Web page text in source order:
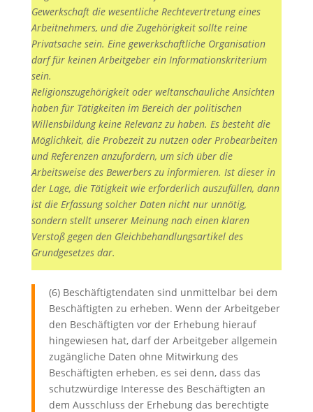
Gewerkschaft die wesentliche Rechtevertretung eines
Arbeitnehmers, und die Zugehörigkeit sollte reine
Privatsache sein. Eine gewerkschaftliche Organisation
darf für keinen Arbeitgeber ein Informationskriterium
sein.
Religionszugehörigkeit oder weltanschauliche Ansichten
haben für Tätigkeiten im Bereich der politischen
Willensbildung keine Relevanz zu haben. Es besteht die
Möglichkeit, die Probezeit zu nutzen oder Probearbeiten
und Referenzen anzufordern, um sich über die
Arbeitsweise des Bewerbers zu informieren. Ist dieser in
der Lage, die Tätigkeit wie erforderlich auszufüllen, dann
ist die Erfassung solcher Daten nicht nur unnötig,
sondern stellt unserer Meinung nach einen klaren
Verstoß gegen den Gleichbehandlungsartikel des
Grundgesetzes dar.
(6) Beschäftigtendaten sind unmittelbar bei dem
Beschäftigten zu erheben. Wenn der Arbeitgeber
den Beschäftigten vor der Erhebung hierauf
hingewiesen hat, darf der Arbeitgeber allgemein
zugängliche Daten ohne Mitwirkung des
Beschäftigten erheben, es sei denn, dass das
schutzwürdige Interesse des Beschäftigten an
dem Ausschluss der Erhebung das berechtigte